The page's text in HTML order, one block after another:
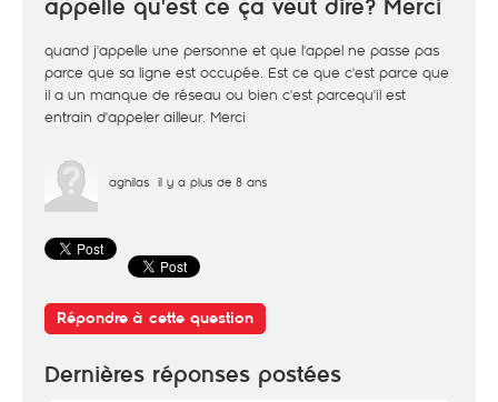
appelle qu'est ce ça veut dire? Merci
quand j'appelle une personne et que l'appel ne passe pas
parce que sa ligne est occupée. Est ce que c'est parce que
il a un manque de réseau ou bien c'est parcequ'il est
entrain d'appeler ailleur. Merci
aghilas il y a plus de 8 ans
Répondre à cette question
Dernières réponses postées